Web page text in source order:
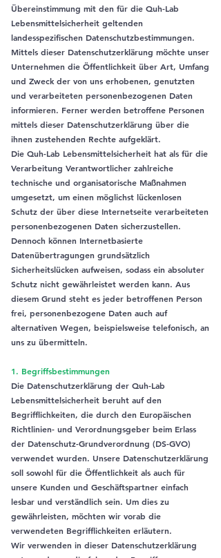
Übereinstimmung mit den für die Quh-Lab
Lebensmittelsicherheit geltenden
landesspezifischen Datenschutzbestimmungen.
Mittels dieser Datenschutzerklärung möchte unser
Unternehmen die Öffentlichkeit über Art, Umfang
und Zweck der von uns erhobenen, genutzten
und verarbeiteten personenbezogenen Daten
informieren. Ferner werden betroffene Personen
mittels dieser Datenschutzerklärung über die
ihnen zustehenden Rechte aufgeklärt.
Die Quh-Lab Lebensmittelsicherheit hat als für die
Verarbeitung Verantwortlicher zahlreiche
technische und organisatorische Maßnahmen
umgesetzt, um einen möglichst lückenlosen
Schutz der über diese Internetseite verarbeiteten
personenbezogenen Daten sicherzustellen.
Dennoch können Internetbasierte
Datenübertragungen grundsätzlich
Sicherheitslücken aufweisen, sodass ein absoluter
Schutz nicht gewährleistet werden kann. Aus
diesem Grund steht es jeder betroffenen Person
frei, personenbezogene Daten auch auf
alternativen Wegen, beispielsweise telefonisch, an
uns zu übermitteln.
1. Begriffsbestimmungen
Die Datenschutzerklärung der Quh-Lab
Lebensmittelsicherheit beruht auf den
Begrifflichkeiten, die durch den Europäischen
Richtlinien- und Verordnungsgeber beim Erlass
der Datenschutz-Grundverordnung (DS-GVO)
verwendet wurden. Unsere Datenschutzerklärung
soll sowohl für die Öffentlichkeit als auch für
unsere Kunden und Geschäftspartner einfach
lesbar und verständlich sein. Um dies zu
gewährleisten, möchten wir vorab die
verwendeten Begrifflichkeiten erläutern.
Wir verwenden in dieser Datenschutzerklärung